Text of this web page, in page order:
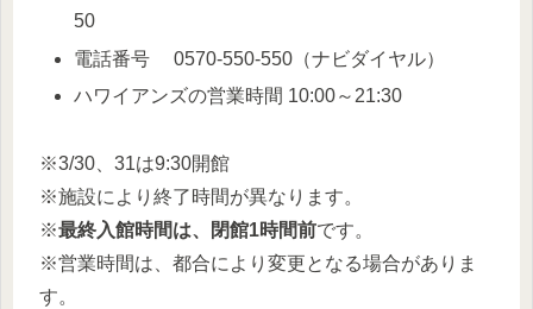
50
電話番号 0570-550-550（ナビダイヤル）
ハワイアンズの営業時間 10:00～21:30
※3/30、31は9:30開館
※施設により終了時間が異なります。
※最終入館時間は、閉館1時間前です。
※営業時間は、都合により変更となる場合がありま
す。